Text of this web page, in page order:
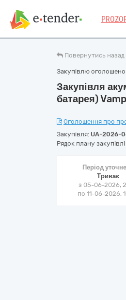
Повернутись назад
Закупівлю оголошено
Закупівля
батарея)
Оголошення про
Закупівля: UA-2026-
Рядок плану
Період
Триває
з 05-06-2026,
по 11-06-2026,